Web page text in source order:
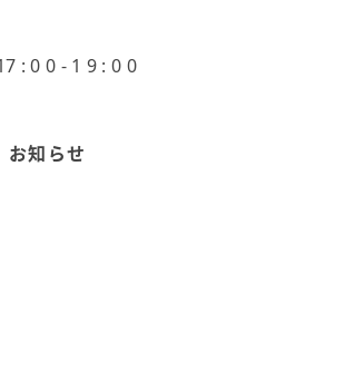
: 0 0 - 1 9 : 0 0
お知らせ